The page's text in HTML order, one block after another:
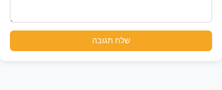
שלח תגובה